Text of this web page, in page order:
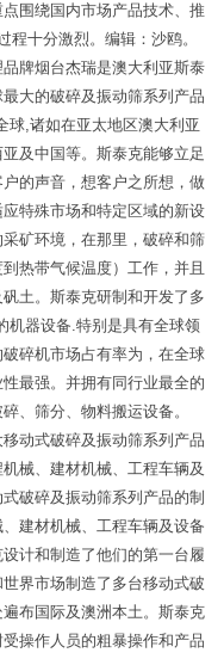
围绕国内市场产品技术、推
十分激烈。编辑：沙鸥。
牌烟台杰瑞是澳大利亚斯泰
大的破碎及振动筛系列产品
球,诸如在亚太地区澳大利亚
及中国等。斯泰克能够立足
的声音，想客户之所想，做
特殊市场和特定区域的新设
矿环境，在那里，破碎和筛
热带气候温度）工作，并且
土。斯泰克研制和开发了多
机器设备.特别是具有全球领
碎机市场占有率为，在全球
最强。并拥有同行业最全的
、筛分、物料搬运设备。
动式破碎及振动筛系列产品
械、建材机械、工程车辆及
破碎及振动筛系列产品的制
建材机械、工程车辆及设备
计和制造了他们的第一台履
界市场制造了多台移动式破
布国际及澳洲本土。斯泰克
操作人员的粗暴操作和产品